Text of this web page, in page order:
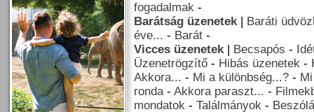
fogadalmak -
Barátság üzenetek| Baráti
éve... - Barát -
Vicces üzenetek| Becsapós -
Üzenetrögzítő - Hibás üzenetek -
Akkora... - Mi a különbség...? -
ronda- Akkora paraszt... -
mondatok - Találmányok -